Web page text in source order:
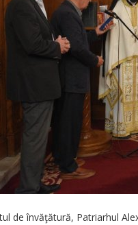
de învăţătură, Patriarhul